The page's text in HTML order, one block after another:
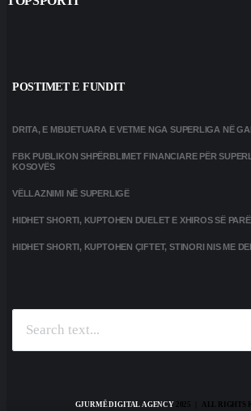
POSTIMET E FUNDIT
DRITA, E MBIJETUARA E VETME NGA SUPERLIGA NË
FBK PUBLIKON SHPËRBLIMET FINANCIARE PËR
KOSOVËS
VËLLAZNIMI NË SUPERLIGË
HIDHET SHORTI, KUPTOHEN DUELET E XHIROS SË
HIDHET SHORTI, KUPTOHEN ÇIFTET, STINORI NIS ME
GJURMË DIGITAL AGENCY2025 | ALL RIGHTS